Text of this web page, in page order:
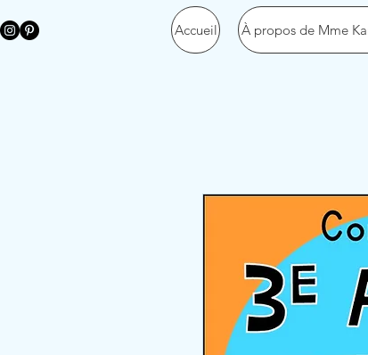
Accueil À propos de Mme